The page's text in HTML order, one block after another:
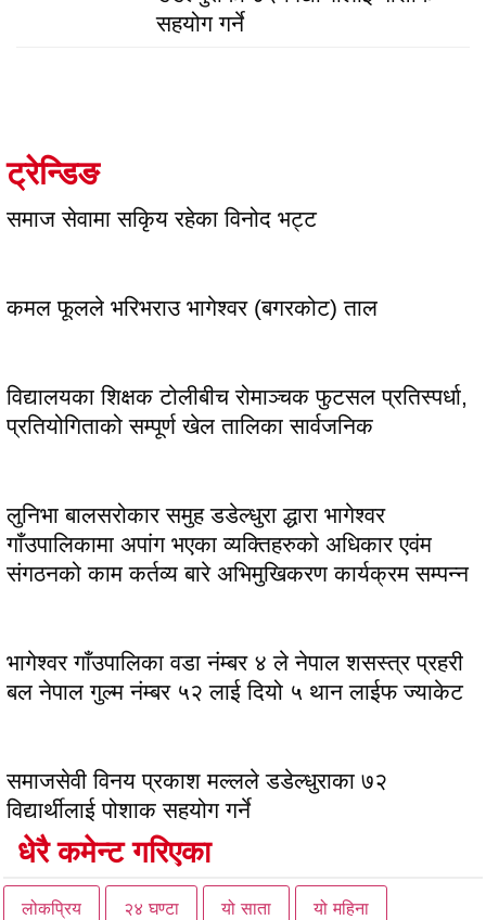
सहयोग गर्ने
ट्रेन्डिङ
समाज सेवामा सकिृय रहेका विनोद भट्ट
कमल फूलले भरिभराउ भागेश्वर (बगरकोट) ताल
विद्यालयका शिक्षक टोलीबीच रोमाञ्चक फुटसल प्रतिस्पर्धा,
प्रतियोगिताको सम्पूर्ण खेल तालिका सार्वजनिक
लुनिभा बालसरोकार समुह डडेल्धुरा द्धारा भागेश्वर
गाँउपालिकामा अपांग भएका व्यक्तिहरुको अधिकार एवंम
संगठनको काम कर्तव्य बारे अभिमुखिकरण कार्यक्रम सम्पन्न
भागेश्वर गाँउपालिका वडा नंम्बर ४ ले नेपाल शसस्त्र प्रहरी
बल नेपाल गुल्म नंम्बर ५२ लाई दियो ५ थान लाईफ ज्याकेट
समाजसेवी विनय प्रकाश मल्लले डडेल्धुराका ७२
विद्यार्थीलाई पोशाक सहयोग गर्ने
धेरै कमेन्ट गरिएका
लोकप्रिय २४ घण्टा यो साता यो महिना